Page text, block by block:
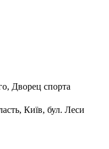
Дворец спорта
Київ, бул. Леси